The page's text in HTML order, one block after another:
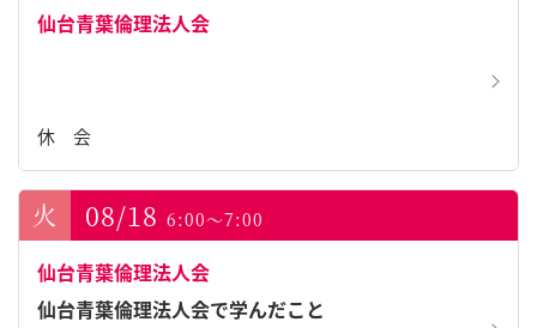
仙台青葉倫理法人会
休 会
08/18 6:00～7:00
仙台青葉倫理法人会
仙台青葉倫理法人会で学んだこと